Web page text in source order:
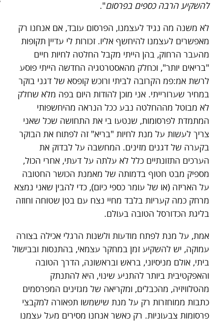
להשקיע הרבה כספים בפרסום".
לא משנה מה נגיד לעצמנו, הפרסום עובד, אם אנחנו רק
מאפשרים לעצמנו להיחשף אליו. זכורות לי עדיין תקופות
מהעבר הרחוק, בהן הייתי מקבל החלטה לחיות חיים
"בריאים יותר", וכחלק מהאסטרטגיה החדשה הייתי פוסע
לרשת אמ:פמ הקרובה לביתי ורוכש קופסא של דגני בוקר
במחיר שערורייתי. אני מוכן להודות היום בפה מלא שחלק
לא מבוטל מההחלטה נבע ככל הנראה מהיחשפותי
המתמדת לפרסומות, שנטעו בי את התחושה שכל שאני
צריך לעשות על מנת לחיות "בריא" זה לפתוח את הבוקר
בקערה של דגנים מזינים. המחשבה על לבדוק את
הערכים התזונתיים כלל לא עלתה על דעתי, אחרי הכול,
מספיק מבט חטוף בדמותה של מאמנת הכושר החטובה
על האריזה (או של עומר כספי כיום), כדי להבין שאני נמצא
מרחק כמה קעריות בלבד מחיי נצח עם בטן שטוחה וחוזה
בליגת הכדורסל הטובה בעולם.
אמת, על מנת לפתח מודעות ולשנות הרגלי אכילה בצורה
עמוקה, יש להשקיע זמן במחקר עצמאי, בהתנסות ובבישול
ביתי, אולם מניסיוני, בראש ובראשונה, הדרך הטובה
והאפקטיבית ביותר להתניע שינוי, היא להתנתק
מהטלוויזיה, מהכבלים, ומקריאה של מגזינים המפרסמים
כתבות ממוחזרות רק על מנת שישמשו תפאורה למקבצי
פרסומות צבעוניות. רק כאשר אנחנו מסירים מעל עצמנו